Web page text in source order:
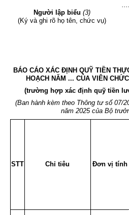
Người lập biểu (3)
(Ký và ghi rõ họ tên, chức vụ)
BÁO CÁO XÁC ĐỊNH QUỸ TIỀN
HOẠCH NĂM ... CỦA VIÊN
(trường hợp xác định quỹ tiền
(Ban hành kèm theo Thông tư số 07/
năm 2025 của Bộ
STT Chỉ tiêu Đơn vị tính